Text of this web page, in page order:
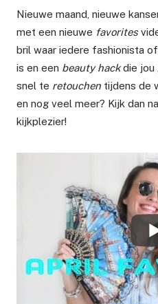
Nieuwe maand, nieuwe
met een nieuwe favorites
bril waar iedere fashionista
is en een beauty hackdie jou
snel te retouchen tijdens de
en nog veel meer? Kijk dan
kijkplezier!